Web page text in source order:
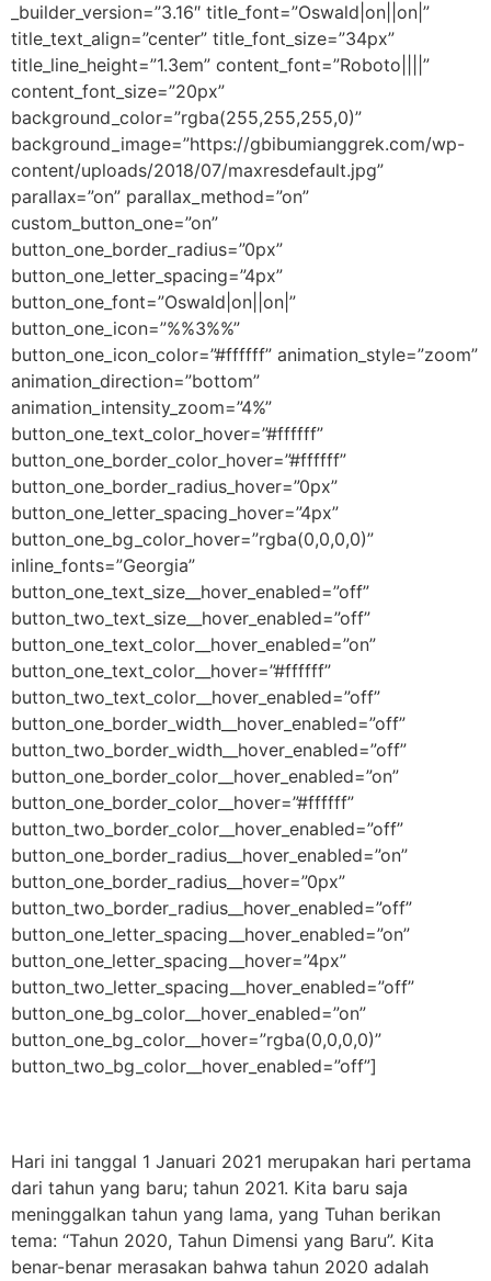
_builder_version=”3.16″ title_font=”Oswald|on||on|”
title_text_align=”center” title_font_size=”34px”
title_line_height=”1.3em” content_font=”Roboto||||”
content_font_size=”20px”
background_color=”rgba(255,255,255,0)”
background_image=”https://gbibumianggrek.com/wp-
content/uploads/2018/07/maxresdefault.jpg”
parallax=”on” parallax_method=”on”
custom_button_one=”on”
button_one_border_radius=”0px”
button_one_letter_spacing=”4px”
button_one_font=”Oswald|on||on|”
button_one_icon=”%%3%%”
button_one_icon_color=”#ffffff” animation_style=”zoom”
animation_direction=”bottom”
animation_intensity_zoom=”4%”
button_one_text_color_hover=”#ffffff”
button_one_border_color_hover=”#ffffff”
button_one_border_radius_hover=”0px”
button_one_letter_spacing_hover=”4px”
button_one_bg_color_hover=”rgba(0,0,0,0)”
inline_fonts=”Georgia”
button_one_text_size__hover_enabled=”off”
button_two_text_size__hover_enabled=”off”
button_one_text_color__hover_enabled=”on”
button_one_text_color__hover=”#ffffff”
button_two_text_color__hover_enabled=”off”
button_one_border_width__hover_enabled=”off”
button_two_border_width__hover_enabled=”off”
button_one_border_color__hover_enabled=”on”
button_one_border_color__hover=”#ffffff”
button_two_border_color__hover_enabled=”off”
button_one_border_radius__hover_enabled=”on”
button_one_border_radius__hover=”0px”
button_two_border_radius__hover_enabled=”off”
button_one_letter_spacing__hover_enabled=”on”
button_one_letter_spacing__hover=”4px”
button_two_letter_spacing__hover_enabled=”off”
button_one_bg_color__hover_enabled=”on”
button_one_bg_color__hover=”rgba(0,0,0,0)”
button_two_bg_color__hover_enabled=”off”]
Hari ini tanggal 1 Januari 2021 merupakan hari pertama
dari tahun yang baru; tahun 2021. Kita baru saja
meninggalkan tahun yang lama, yang Tuhan berikan
tema: “Tahun 2020, Tahun Dimensi yang Baru”. Kita
benar-benar merasakan bahwa tahun 2020 adalah